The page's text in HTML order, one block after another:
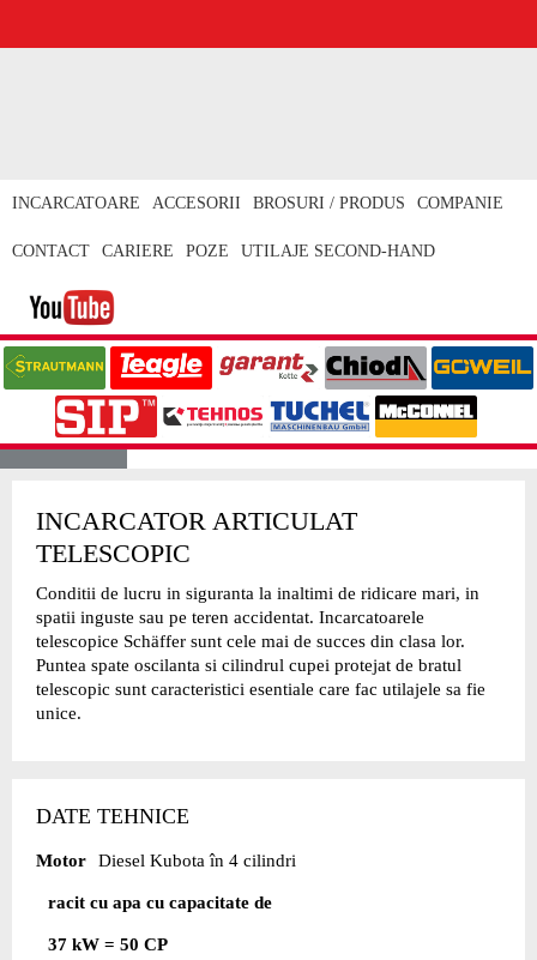
INCARCATOARE ACCESORII BROSURI / PRODUS COMPANIE
CONTACT CARIERE POZE UTILAJE SECOND-HAND
INCARCATOR ARTICULAT
TELESCOPIC
Conditii de lucru in siguranta la inaltimi de ridicare mari, in
spatii inguste sau pe teren accidentat. Incarcatoarele
telescopice Schäffer sunt cele mai de succes din clasa lor.
Puntea spate oscilanta si cilindrul cupei protejat de bratul
telescopic sunt caracteristici esentiale care fac utilajele sa fie
unice.
DATE TEHNICE
Motor Diesel Kubota în 4 cilindri
racit cu apa cu capacitate de
37 kW = 50 CP